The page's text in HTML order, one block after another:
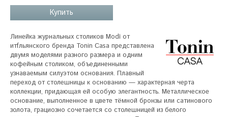
Купить
Линейка журнальных столиков Modì от
итfльянского бренда Tonin Casa представлена
двумя моделями разного размера и одним
кофейным столиком, объединенными
узнаваемым силуэтом основания. Плавный
переход от столешницы к основанию — характерная черта
коллекции, придающая ей особую элегантность. Металлическое
основание, выполненное в цвете тёмной бронзы или сатинового
золота, грациозно сочетается со столешницей из белого